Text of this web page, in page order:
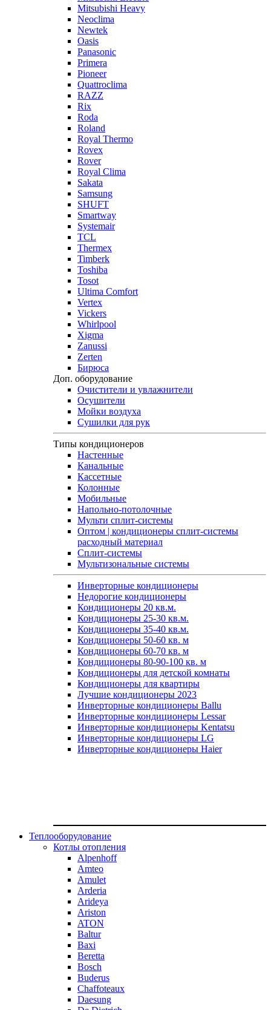
Mitsubishi Heavy
Neoclima
Newtek
Oasis
Panasonic
Primera
Pioneer
Quattroclima
RAZZ
Rix
Roda
Roland
Royal Thermo
Rovex
Rover
Royal Clima
Sakata
Samsung
SHUFT
Smartway
Systemair
TCL
Thermex
Timberk
Toshiba
Tosot
Ultima Comfort
Vertex
Vickers
Whirlpool
Xigma
Zanussi
Zerten
Бирюса
Доп. оборудование
Очистители и увлажнители
Осушители
Мойки воздуха
Сушилки для рук
Типы кондиционеров
Настенные
Канальные
Кассетные
Колонные
Мобильные
Напольно-потолочные
Мульти сплит-системы
Оптом | кондиционеры сплит-системы
расходный материал
Сплит-системы
Мультизональные системы
Инверторные кондиционеры
Недорогие кондиционеры
Кондиционеры 20 кв.м.
Кондиционеры 25-30 кв.м.
Кондиционеры 35-40 кв.м.
Кондиционеры 50-60 кв. м
Кондиционеры 60-70 кв. м
Кондиционеры 80-90-100 кв. м
Кондиционеры для детской комнаты
Кондиционеры для квартиры
Лучшие кондиционеры 2023
Инверторные кондиционеры Ballu
Инверторные кондиционеры Lessar
Инверторные кондиционеры Kentatsu
Инверторные кондиционеры LG
Инверторные кондиционеры Haier
Теплооборудование
Котлы отопления
Alpenhoff
Amteo
Amulet
Arderia
Arideya
Ariston
ATON
Baltur
Baxi
Beretta
Bosch
Buderus
Chaffoteaux
Daesung